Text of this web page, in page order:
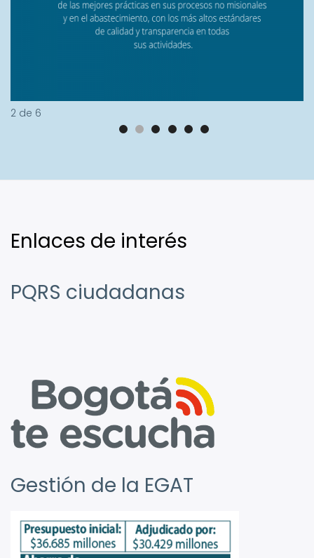
2 de 6
Enlaces de interés
PQRS ciudadanas
Gestión de la EGAT